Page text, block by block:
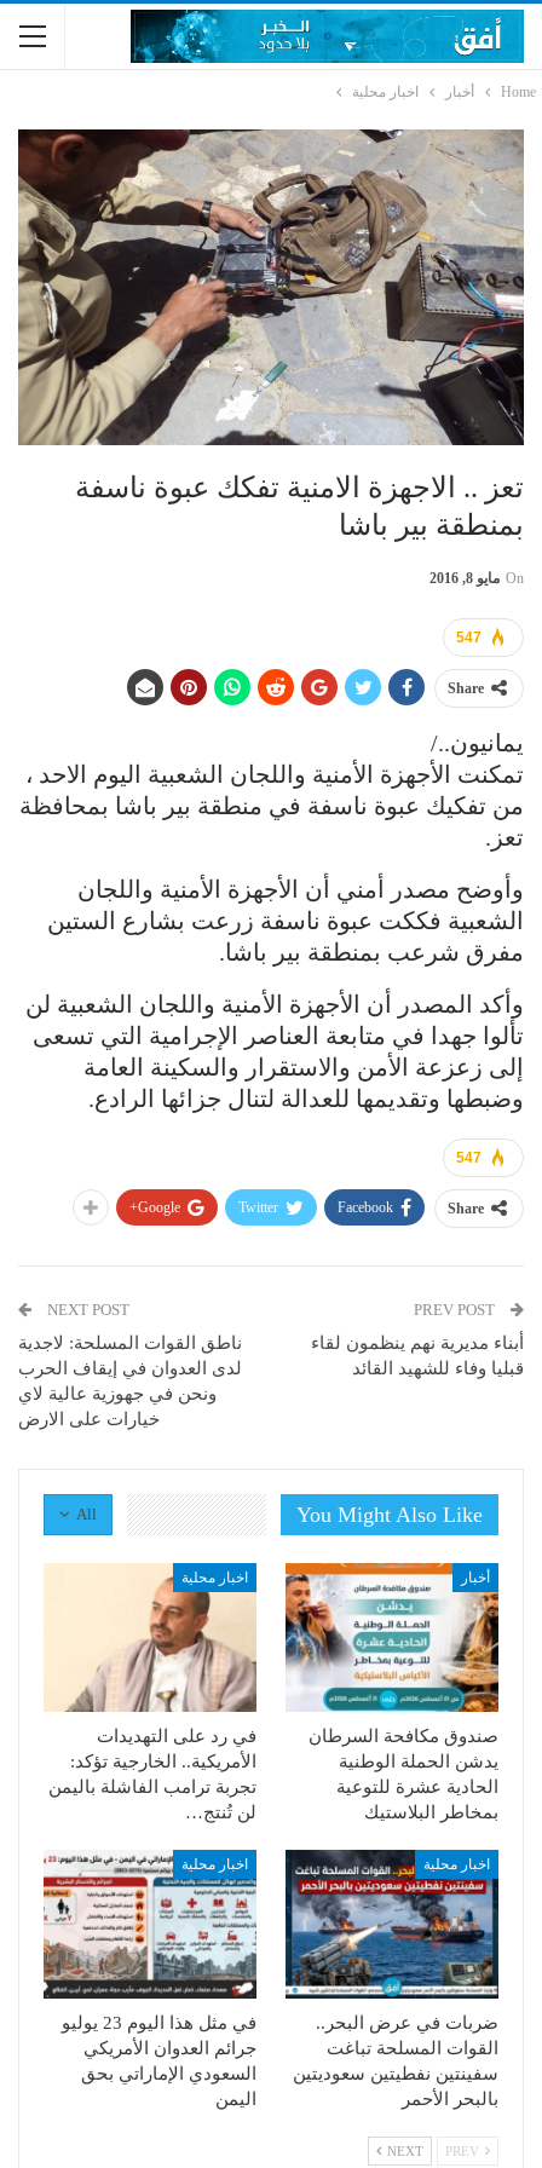
Home أخبار اخبار محلية
تعز .. الاجهزة الامنية تفكك عبوة ناسفة
بمنطقة بير باشا
On مايو 8, 2016
547
Share
يمانيون../
تمكنت الأجهزة الأمنية واللجان الشعبية اليوم الاحد ،
من تفكيك عبوة ناسفة في منطقة بير باشا بمحافظة
تعز.
وأوضح مصدر أمني أن الأجهزة الأمنية واللجان
الشعبية فككت عبوة ناسفة زرعت بشارع الستين
مفرق شرعب بمنطقة بير باشا.
وأكد المصدر أن الأجهزة الأمنية واللجان الشعبية لن
تألوا جهدا في متابعة العناصر الإجرامية التي تسعى
إلى زعزعة الأمن والاستقرار والسكينة العامة
وضبطها وتقديمها للعدالة لتنال جزائها الرادع.
547
Share
Facebook
Twitter
Google+
أبناء مديرية نهم ينظمون لقاء
قبليا وفاء للشهيد القائد
NEXT POST
ناطق القوات المسلحة: لاجدية
لدى العدوان في إيقاف الحرب
ونحن في جهوزية عالية لاي
خيارات على الارض
All You Might Also Like
أخبار
صندوق مكافحة السرطان
يدشن الحملة الوطنية
الحادية عشرة للتوعية
بمخاطر البلاستيك
اخبار محلية
في رد على التهديدات
الأمريكية.. الخارجية تؤكد:
تجربة ترامب الفاشلة باليمن
لن تُنتج…
اخبار محلية
ضربات في عرض البحر..
القوات المسلحة تباغت
سفينتين نفطيتين سعوديتين
بالبحر الأحمر
اخبار محلية
في مثل هذا اليوم 23 يوليو
جرائم العدوان الأمريكي
السعودي الإماراتي بحق
اليمن
NEXT